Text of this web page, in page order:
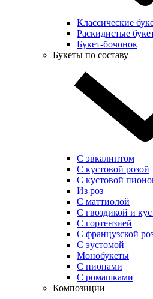
Классические
Раскидистые
Букет-бочонок
Букеты по составу
С эвкалиптом
С кустовой розой
С кустовой
Из роз
С маттиолой
С гвоздикой и
С гортензией
С французской
С эустомой
Монобукеты
С пионами
С ромашками
Композиции